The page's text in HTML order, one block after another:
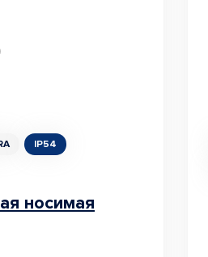
IP54
носимая